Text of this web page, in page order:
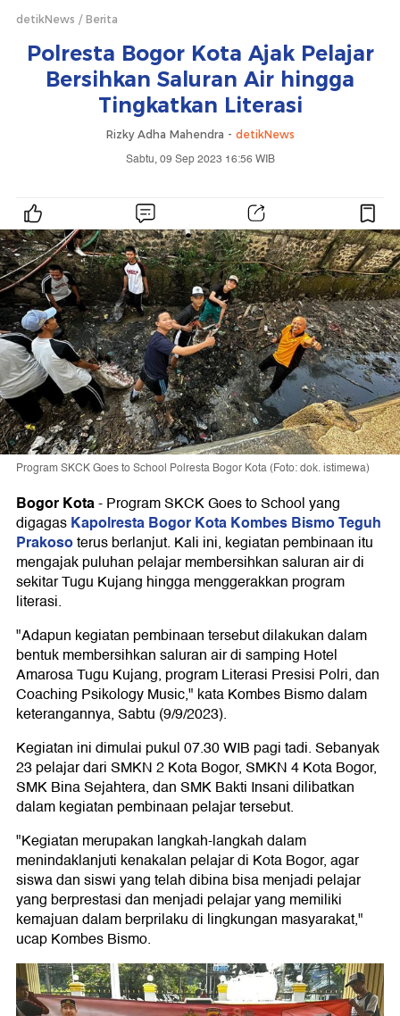
detikNews Berita
Polresta Bogor Kota Ajak Pelajar
Bersihkan Saluran Air hingga
Tingkatkan Literasi
Rizky Adha Mahendra - detikNews
Sabtu, 09 Sep 2023 16:56 WIB
Program SKCK Goes to School Polresta Bogor Kota (Foto: dok. istimewa)
Bogor Kota-Program SKCK Goes to School yang
digagasKapolresta Bogor Kota Kombes Bismo Teguh
Prakosoterus berlanjut. Kali ini, kegiatan pembinaan itu
mengajak puluhan pelajar membersihkan saluran air di
sekitar Tugu Kujang hingga menggerakkan program
literasi.
"Adapun kegiatan pembinaan tersebut dilakukan dalam
bentuk membersihkan saluran air di samping Hotel
Amarosa Tugu Kujang, program Literasi Presisi Polri, dan
Coaching Psikology Music," kata Kombes Bismo dalam
keterangannya, Sabtu (9/9/2023).
Kegiatan ini dimulai pukul 07.30 WIB pagi tadi. Sebanyak
23 pelajar dari SMKN 2 Kota Bogor, SMKN 4 Kota Bogor,
SMK Bina Sejahtera, dan SMK Bakti Insani dilibatkan
dalam kegiatan pembinaan pelajar tersebut.
"Kegiatan merupakan langkah-langkah dalam
menindaklanjuti kenakalan pelajar di Kota Bogor, agar
siswa dan siswi yang telah dibina bisa menjadi pelajar
yang berprestasi dan menjadi pelajar yang memiliki
kemajuan dalam berprilaku di lingkungan masyarakat,"
ucap Kombes Bismo.